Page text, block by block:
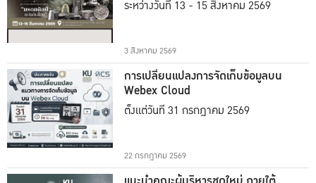
ระหว่างวันที่ 13 - 15 สิงหาคม 2569
3 สิงหาคม 2569
การเปลี่ยนแปลงการจัดเก็บข้อมูลบน
Webex Cloud
ตั้งแต่วันที่ 31 กรกฎาคม 2569
22 กรกฎาคม 2569